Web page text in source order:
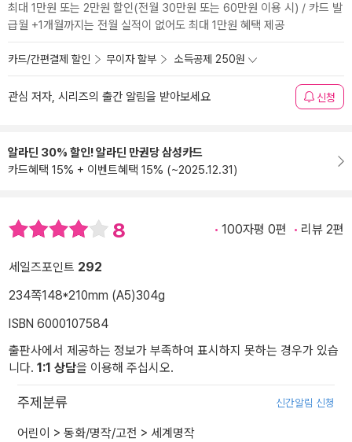
최대 1만원 또는 2만원 할인(전월 30만원 또는 60만원 이용 시) / 카드 발
급월 +1개월까지는 전월 실적이 없어도 최대 1만원 혜택 제공
카드/간편결제 할인 무이자 할부 소득공제 250원
관심 저자, 시리즈의 출간 알림을 받아보세요 신청
알라딘 30% 할인! 알라딘 만권당 삼성카드
카드혜택 15% + 이벤트혜택 15% (~2025.12.31)
8 100자평 0편 리뷰 2편
세일즈포인트 292
234쪽148*210mm (A5)304g
ISBN 6000107584
출판사에서 제공하는 정보가 부족하여 표시하지 못하는 경우가 있습
니다. 1:1 상담을 이용해 주십시오.
주제분류 신간알림 신청
어린이 > 동화/명작/고전 > 세계명작